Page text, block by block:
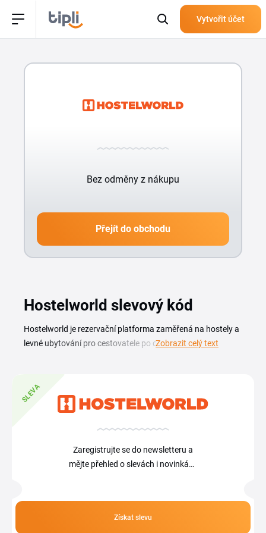
Vytvořit účet
Bez odměny z nákupu
Přejít do obchodu
Hostelworld slevový kód
Hostelworld je rezervační platforma zaměřená na hostely a
levné ubytování pro cestovatele po celém světě, od
hodnocení, recenze od cestovatelů a průvodci městy, které
pomůžou naplánovat trasu. Se slevovým kódem
Hostelworld zaplatíš za rezervaci ubytování méně. Na této
stránce najdeš aktuální kupóny a promo kódy pro rezervace
nebo delší putování napříč kontinenty, Hostelworld sleva ti
pomůže udržet rozpočet pod kontrolou. Kód stačí
rezervace.
Zobrazit celý text
SLEVA
Zaregistrujte se do newsletteru a
mějte přehled o slevách i novinkách
Získat slevu